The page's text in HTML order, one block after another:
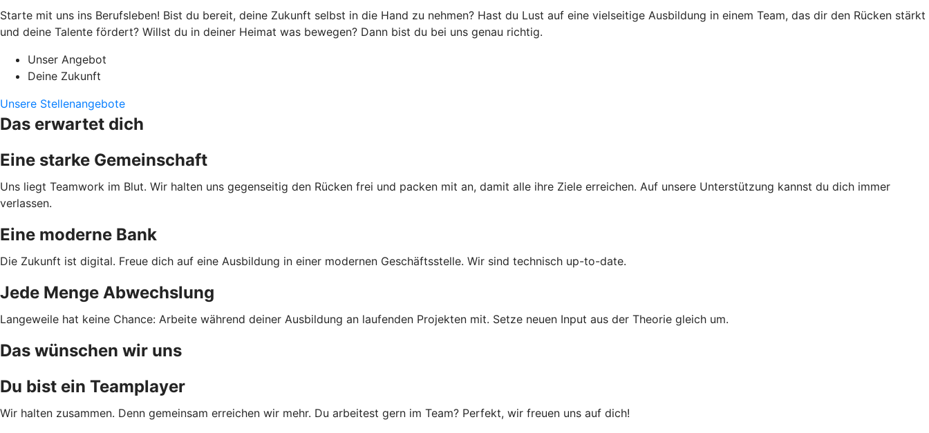
Starte mit uns ins Berufsleben! Bist du bereit, deine Zukunft selbst in die Hand zu nehmen? Hast du Lust auf eine vielseitige Ausbildung in einem Team, das dir den Rücken stärkt
und deine Talente fördert? Willst du in deiner Heimat was bewegen? Dann bist du bei uns genau richtig.
Unser Angebot
Deine Zukunft
Unsere Stellenangebote
Das erwartet dich
Eine starke Gemeinschaft
Uns liegt Teamwork im Blut. Wir halten uns gegenseitig den Rücken frei und packen mit an, damit alle ihre Ziele erreichen. Auf unsere Unterstützung kannst du dich immer
verlassen.
Eine moderne Bank
Die Zukunft ist digital. Freue dich auf eine Ausbildung in einer modernen Geschäftsstelle. Wir sind technisch up-to-date.
Jede Menge Abwechslung
Langeweile hat keine Chance: Arbeite während deiner Ausbildung an laufenden Projekten mit. Setze neuen Input aus der Theorie gleich um.
Das wünschen wir uns
Du bist ein Teamplayer
Wir halten zusammen. Denn gemeinsam erreichen wir mehr. Du arbeitest gern im Team? Perfekt, wir freuen uns auf dich!